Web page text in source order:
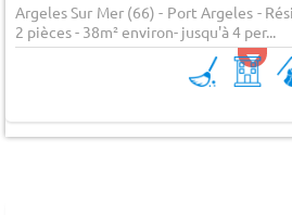
Argeles Sur Mer (66) - Port Argeles -
2 pièces - 38m² environ- jusqu'à 4 per...